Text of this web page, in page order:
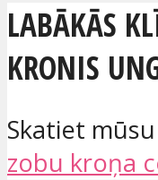
LABĀKĀS
KRONIS
Skatiet
zobu kroņa